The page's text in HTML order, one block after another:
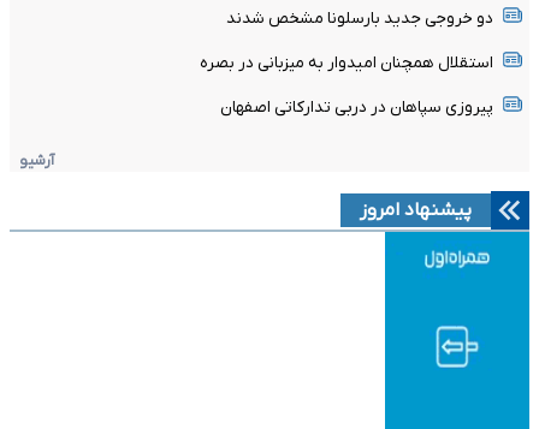
دو خروجی جدید بارسلونا مشخص شدند
استقلال همچنان امیدوار به میزبانی در بصره
پیروزی سپاهان در دربی تدارکاتی اصفهان
آرشیو
پیشنهاد امروز